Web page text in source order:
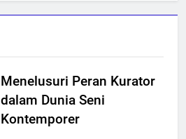
Menelusuri Peran Kurator
dalam Dunia Seni
Kontemporer